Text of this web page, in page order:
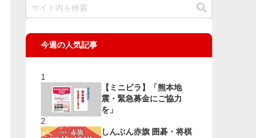
今週の人気記事
【ミニビラ】「熊本地
震・緊急募金にご協力
を」
しんぶん赤旗 囲碁・将棋